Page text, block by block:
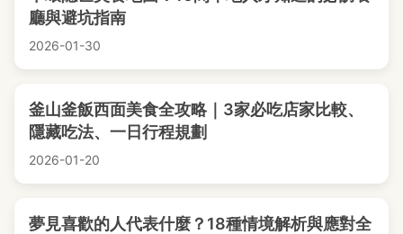
廳與避坑指南
2026-01-30
釜山釜飯西面美食全攻略｜3家必吃店家比較、
隱藏吃法、一日行程規劃
2026-01-20
夢見喜歡的人代表什麼？18種情境解析與應對全